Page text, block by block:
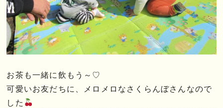
お茶も一緒に飲もう～♡
可愛いお友だちに、メロメロなさくらんぼさんなので
した